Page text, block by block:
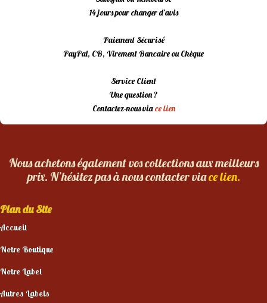
14 jours pour changer d’avis
Paiement Sécurisé
PayPal, CB, Virement Bancaire ou Chèque
Service Client
Une question ?
Contactez-nous viace lien
Nous achetons également vos collections aux meilleurs
prix. N’hésitez pas à nous contacter viace lien.
Plan du Site
Accueil
Notre Boutique
Notre Label
Autres Labels